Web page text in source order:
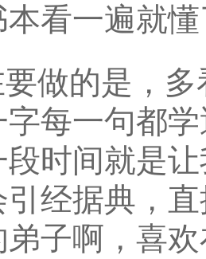
看一遍就
做的是，
每一句都
时间就是
经据典，
子啊，喜